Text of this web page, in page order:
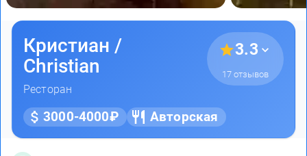
Кристиан /
Christian
Ресторан
3.3
17 отзывов
3000-4000₽ Авторская